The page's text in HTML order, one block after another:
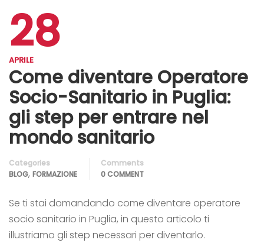
28
APRILE
Come diventare Operatore
Socio-Sanitario in Puglia:
gli step per entrare nel
mondo sanitario
Categories
BLOG, FORMAZIONE
Comments
0 COMMENT
Se ti stai domandando come diventare operatore
socio sanitario in Puglia, in questo articolo ti
illustriamo gli step necessari per diventarlo.